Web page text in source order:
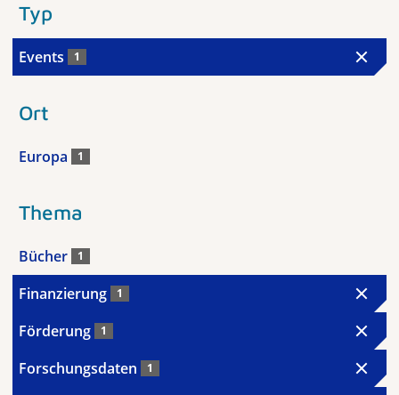
Typ
Events 1
Ort
Europa 1
Thema
Bücher 1
Finanzierung 1
Förderung 1
Forschungsdaten 1